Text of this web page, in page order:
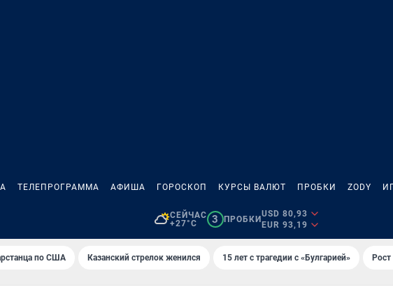
ТЕЛЕПРОГРАММА АФИША ГОРОСКОП КУРСЫ ВАЛЮТ ПРОБКИ ZODY
СЕЙЧАС
+27°C
3 ПРОБКИ
USD 80,93
EUR 93,19
по США Казанский стрелок женился 15 лет с трагедии с «Булгарией»